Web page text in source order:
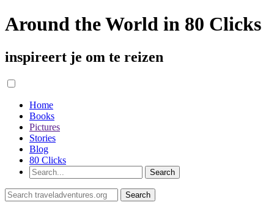
Around the World in 80 Clicks
inspireert je om te reizen
Home
Books
Pictures
Stories
Blog
80 Clicks